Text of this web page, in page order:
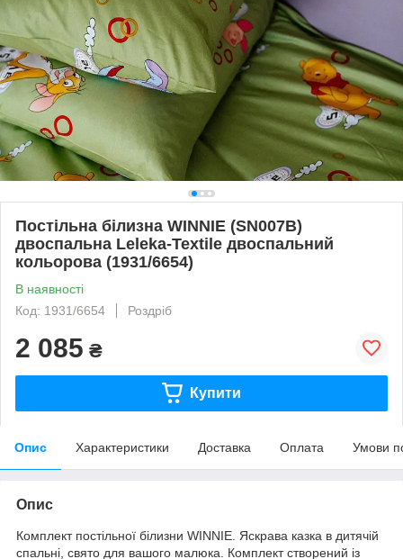
Постільна білизна WINNIE (SN007B)
двоспальна Leleka-Textile двоспальний
кольорова (1931/6654)
В наявності
Код: 1931/6654
Роздріб
2 085 ₴
Купити
Опис Характеристики Доставка Оплата Умови
Опис
Комплект постільної білизни WINNIE. Яскрава казка в дитячій
спальні, свято для вашого малюка. Комплект створений із